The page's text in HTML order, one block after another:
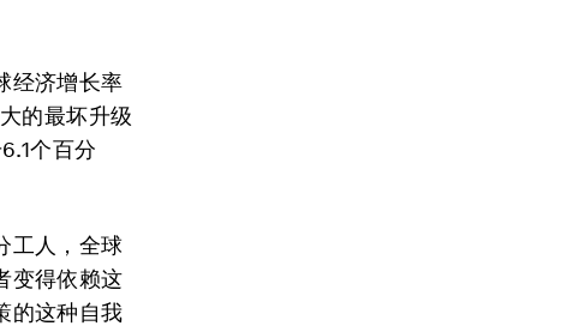
经济增长率
的最坏升级
个百分
工人，全球
变得依赖这
的这种自我